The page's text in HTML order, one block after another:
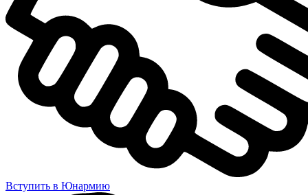
Вступить в Юнармию